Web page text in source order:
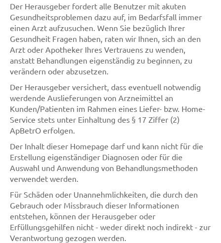
Der Herausgeber fordert alle Benutzer mit akuten
Gesundheitsproblemen dazu auf, im Bedarfsfall immer
einen Arzt aufzusuchen. Wenn Sie bezüglich Ihrer
Gesundheit Fragen haben, raten wir Ihnen, sich an den
Arzt oder Apotheker Ihres Vertrauens zu wenden,
anstatt Behandlungen eigenständig zu beginnen, zu
verändern oder abzusetzen.
Der Herausgeber versichert, dass eventuell notwendig
werdende Auslieferungen von Arzneimittel an
Kunden/Patienten im Rahmen eines Liefer- bzw. Home-
Service stets unter Einhaltung des § 17 Ziffer (2)
ApBetrO erfolgen.
Der Inhalt dieser Homepage darf und kann nicht für die
Erstellung eigenständiger Diagnosen oder für die
Auswahl und Anwendung von Behandlungsmethoden
verwendet werden.
Für Schäden oder Unannehmlichkeiten, die durch den
Gebrauch oder Missbrauch dieser Informationen
entstehen, können der Herausgeber oder
Erfüllungsgehilfen nicht - weder direkt noch indirekt - zur
Verantwortung gezogen werden.